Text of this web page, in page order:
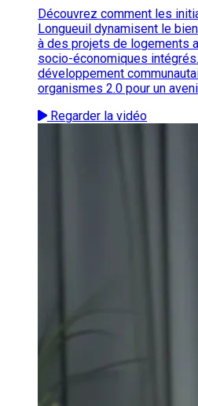
Découvrez comment les
Longueuil dynamisent le
à des projets de logements
socio-économiques
développement
organismes 2.0 pour un
Regarder la vidéo